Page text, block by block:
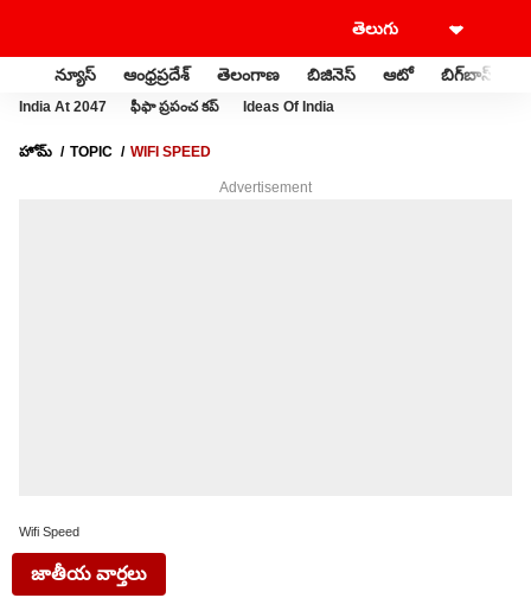
న్యూస్ ఆంధ్రప్రదేశ్ తెలంగాణ బిజినెస్ ఆటో బిగ్‌బాస్
India At 2047 ఫీఫా ప్రపంచ కప్ Ideas Of India
హోమ్ TOPIC WIFI SPEED
Advertisement
Wifi Speed
జాతీయ వార్తలు